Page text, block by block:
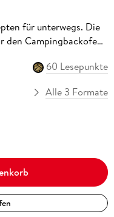
für unterwegs. Die
den Campingbackofen,
60 Lesepunkte
Alle 3 Formate